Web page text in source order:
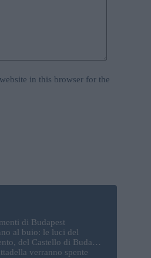
in this browser for the
di Budapest
al buio: le luci del
del Castello di Buda e
verranno spente